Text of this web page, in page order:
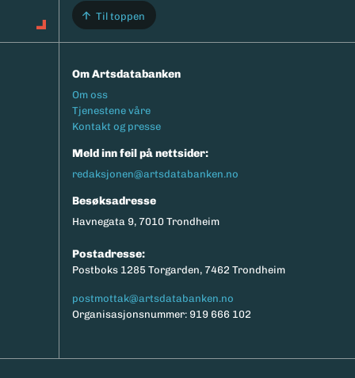
Til toppen
Om Artsdatabanken
Footermeny
Om oss
Tjenestene våre
Kontakt og presse
Meld inn feil på nettsider:
redaksjonen@artsdatabanken.no
Besøksadresse
Havnegata 9, 7010 Trondheim
Postadresse:
Postboks 1285 Torgarden, 7462 Trondheim
postmottak@artsdatabanken.no
Organisasjonsnummer: 919 666 102